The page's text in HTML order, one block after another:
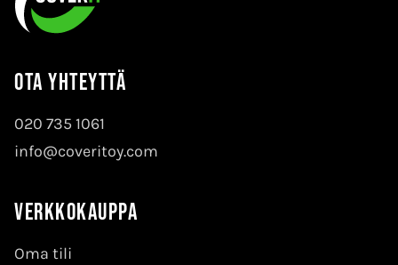
Ota yhteyttä
020 735 1061
info@coveritoy.com
Verkkokauppa
Oma tili